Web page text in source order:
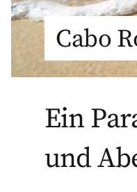
Cabo
Ein
und